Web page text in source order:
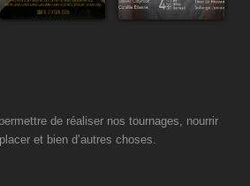
de réaliser nos tournages, nourrir
et bien d’autres choses.